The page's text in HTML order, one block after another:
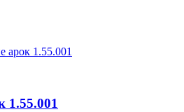
1.55.001